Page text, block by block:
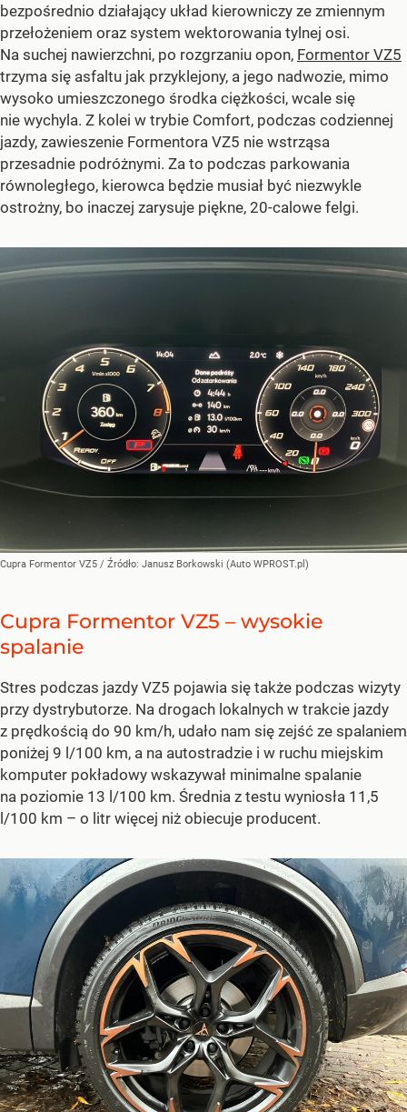
bezpośrednio działający układ kierowniczy ze zmiennym
przełożeniem oraz system wektorowania tylnej osi.
Na suchej nawierzchni, po rozgrzaniu opon, Formentor VZ5
trzyma się asfaltu jak przyklejony, a jego nadwozie, mimo
wysoko umieszczonego środka ciężkości, wcale się
nie wychyla. Z kolei w trybie Comfort, podczas codziennej
jazdy, zawieszenie Formentora VZ5 nie wstrząsa
przesadnie podróżnymi. Za to podczas parkowania
równoległego, kierowca będzie musiał być niezwykle
ostrożny, bo inaczej zarysuje piękne, 20-calowe felgi.
Cupra Formentor VZ5 / Źródło: Janusz Borkowski (Auto WPROST.pl)
Cupra Formentor VZ5 – wysokie
spalanie
Stres podczas jazdy VZ5 pojawia się także podczas wizyty
przy dystrybutorze. Na drogach lokalnych w trakcie jazdy
z prędkością do 90 km/h, udało nam się zejść ze spalaniem
poniżej 9 l/100 km, a na autostradzie i w ruchu miejskim
komputer pokładowy wskazywał minimalne spalanie
na poziomie 13 l/100 km. Średnia z testu wyniosła 11,5
l/100 km – o litr więcej niż obiecuje producent.